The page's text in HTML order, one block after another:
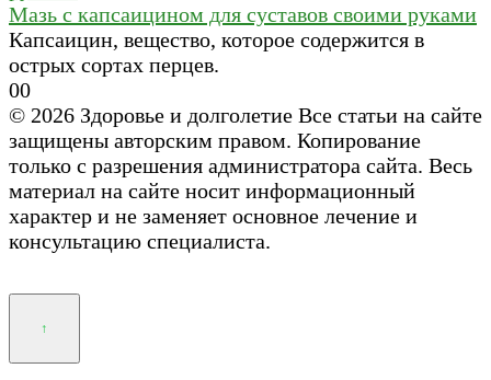
Мазь с капсаицином для суставов своими руками
Капсаицин, вещество, которое содержится в
острых сортах перцев.
00
© 2026 Здоровье и долголетие Все статьи на сайте
защищены авторским правом. Копирование
только с разрешения администратора сайта. Весь
материал на сайте носит информационный
характер и не заменяет основное лечение и
консультацию специалиста.